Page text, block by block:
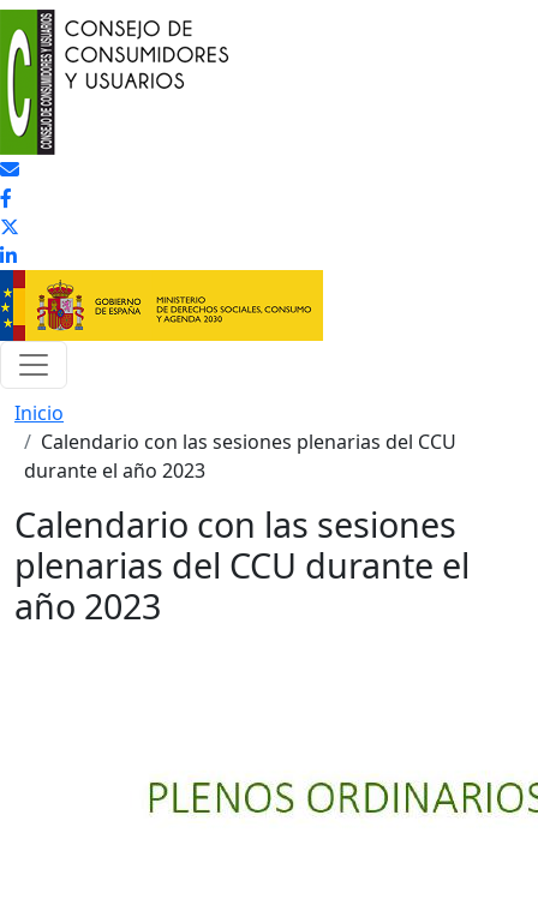
Pasar al contenido principal
Inicio
Calendario con las sesiones plenarias del CCU
durante el año 2023
Calendario con las sesiones
plenarias del CCU durante el
año 2023